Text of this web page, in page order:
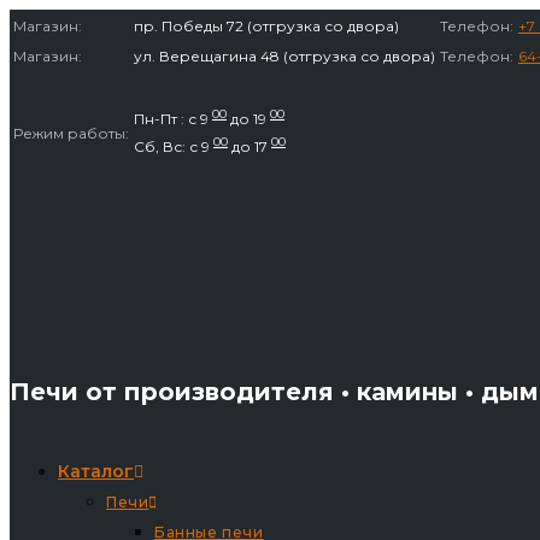
Перейти
к
Магазин: пр. Победы 72 (отгрузка со двора) Телефон: +7
Магазин:
ул. Верещагина 48 (отгрузка со двора) Телефон:
Режим работы:
Пн-Пт : с 9 00 до 19 00
Сб, Вс: с 9 00 до 17 00
Печи от производителя • камины •
Каталог
Печи
Банные печи